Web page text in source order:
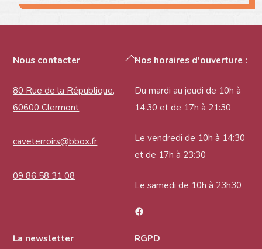
Back
Top
Nous contacter
80 Rue de la République,
60600 Clermont
caveterroirs@bbox.fr
09 86 58 31 08
Nos horaires d'ouverture :
Du mardi au jeudi de 10h à
14:30 et de 17h à 21:30
Le vendredi de 10h à 14:30
et de 17h à 23:30
Le samedi de 10h à 23h30
Facebook
La newsletter RGPD